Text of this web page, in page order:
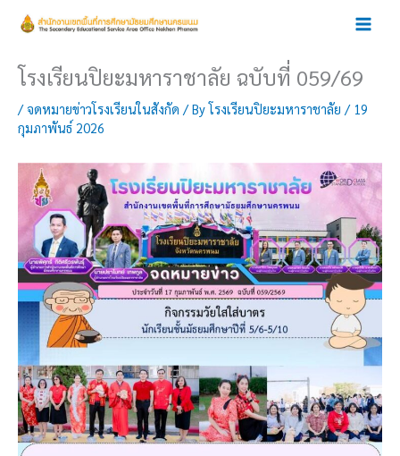
โรงเรียนปิยะมหาราชาลัย ฉบับที่ 059/69
/จดหมายข่าวโรงเรียนในสังกัด / Byโรงเรียนปิยะมหาราชาลัย / 19
กุมภาพันธ์ 2026